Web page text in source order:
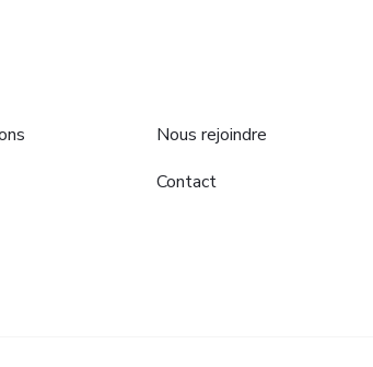
Nous rejoindre
Contact